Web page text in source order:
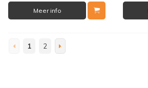
Meer info
1 2